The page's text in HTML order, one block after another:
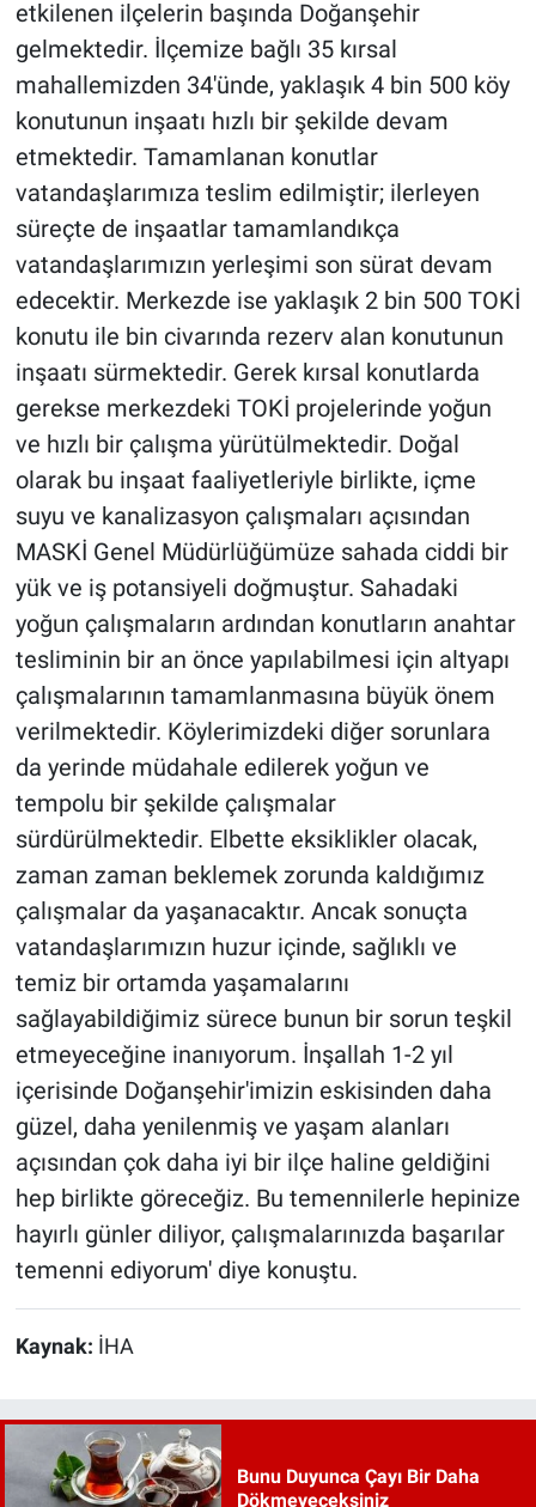
etkilenen ilçelerin başında Doğanşehir
gelmektedir. İlçemize bağlı 35 kırsal
mahallemizden 34'ünde, yaklaşık 4 bin 500 köy
konutunun inşaatı hızlı bir şekilde devam
etmektedir. Tamamlanan konutlar
vatandaşlarımıza teslim edilmiştir; ilerleyen
süreçte de inşaatlar tamamlandıkça
vatandaşlarımızın yerleşimi son sürat devam
edecektir. Merkezde ise yaklaşık 2 bin 500 TOKİ
konutu ile bin civarında rezerv alan konutunun
inşaatı sürmektedir. Gerek kırsal konutlarda
gerekse merkezdeki TOKİ projelerinde yoğun
ve hızlı bir çalışma yürütülmektedir. Doğal
olarak bu inşaat faaliyetleriyle birlikte, içme
suyu ve kanalizasyon çalışmaları açısından
MASKİ Genel Müdürlüğümüze sahada ciddi bir
yük ve iş potansiyeli doğmuştur. Sahadaki
yoğun çalışmaların ardından konutların anahtar
tesliminin bir an önce yapılabilmesi için altyapı
çalışmalarının tamamlanmasına büyük önem
verilmektedir. Köylerimizdeki diğer sorunlara
da yerinde müdahale edilerek yoğun ve
tempolu bir şekilde çalışmalar
sürdürülmektedir. Elbette eksiklikler olacak,
zaman zaman beklemek zorunda kaldığımız
çalışmalar da yaşanacaktır. Ancak sonuçta
vatandaşlarımızın huzur içinde, sağlıklı ve
temiz bir ortamda yaşamalarını
sağlayabildiğimiz sürece bunun bir sorun teşkil
etmeyeceğine inanıyorum. İnşallah 1-2 yıl
içerisinde Doğanşehir'imizin eskisinden daha
güzel, daha yenilenmiş ve yaşam alanları
açısından çok daha iyi bir ilçe haline geldiğini
hep birlikte göreceğiz. Bu temennilerle hepinize
hayırlı günler diliyor, çalışmalarınızda başarılar
temenni ediyorum' diye konuştu.
Kaynak: İHA
Bunu Duyunca Çayı Bir Daha
Dökmeyeceksiniz